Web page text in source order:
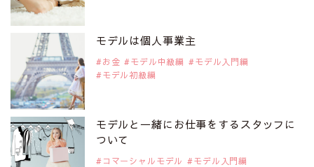
2019年9月29日
是非ご覧ください。
注目モデル 中条あやみさん
2019年9月29日
注目モデルを1名追加いたしました。
是非ご覧ください。
注目モデル 水原佑果さん
モデルは個人事業主
お金 モデル中級編
モデル入門編
モデル初級編
モデルと一緒にお仕事をするスタッフに
ついて
コマーシャルモデル
モデル入門編